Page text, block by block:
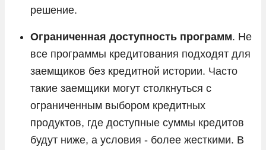
решение.
Ограниченная доступность программ. Не
все программы кредитования подходят для
заемщиков без кредитной истории. Часто
такие заемщики могут столкнуться с
ограниченным выбором кредитных
продуктов, где доступные суммы кредитов
будут ниже, а условия - более жесткими. В